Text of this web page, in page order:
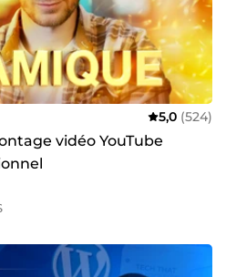
5,0 (524)
vidéo YouTube